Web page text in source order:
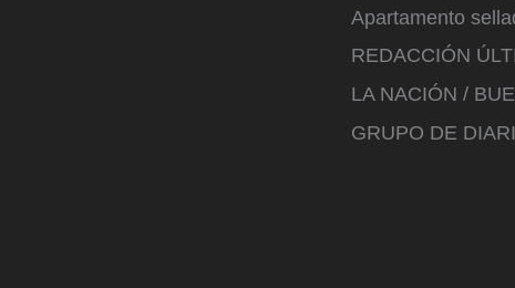
Apartamento
REDACCIÓN
LA NACIÓN /
GRUPO DE